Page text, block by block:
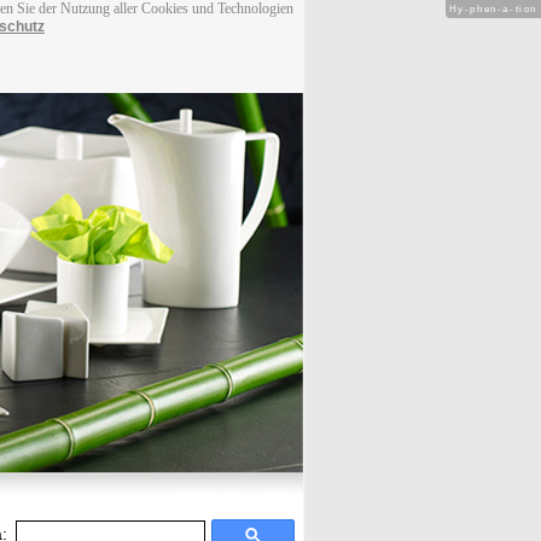
Sie der Nutzung aller Cookies und Technologien
Hy-phen-a-tion